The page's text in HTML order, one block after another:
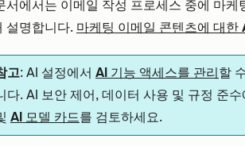
서에서는 이메일 작성 프로세스 중에 마
설명합니다. 마케팅 이메일 콘텐츠에 대한
고: AI 설정에서 AI 기능 액세스를 관리할
다. AI 보안 제어, 데이터 사용 및 규정 준
AI 모델 카드를 검토하세요.